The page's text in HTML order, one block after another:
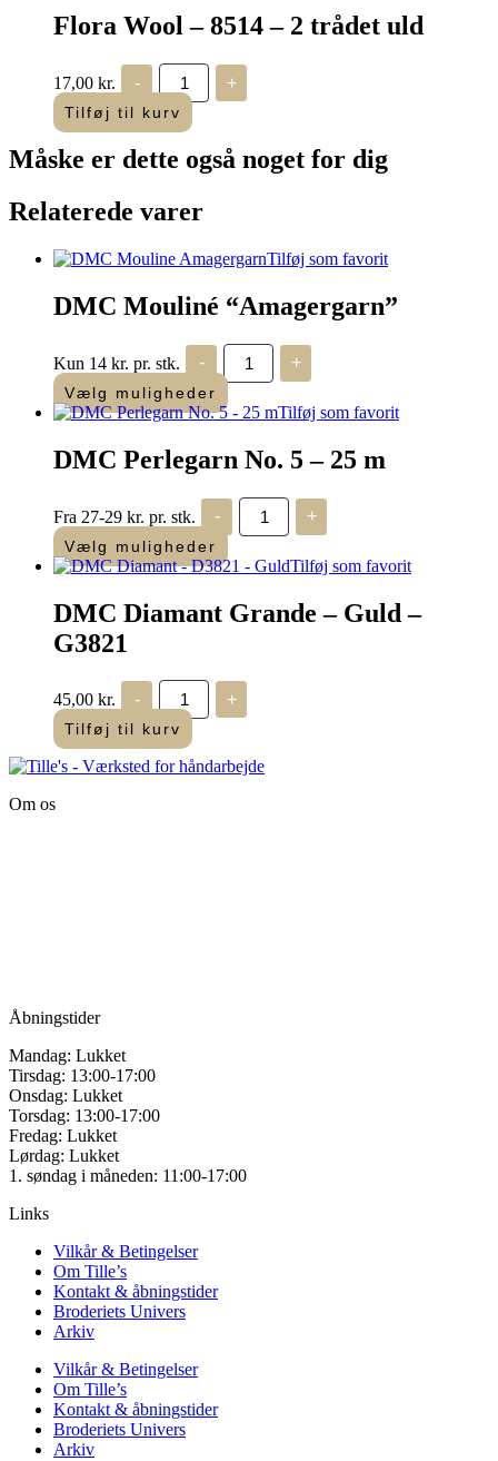
trådet
antal
Flora Wool – 8514 – 2 trådet uld
17,00 kr. -
Flora
Wool
-
8514
2
antal
+
Tilføj til kurv
Måske er dette også noget for dig
Relaterede varer
Tilføj som favorit
DMC Mouliné “Amagergarn”
Kun 14 kr. pr. stk. -
DMC
Mouliné
"Amagergarn"
antal
+
Vælg muligheder
Tilføj som favorit
DMC Perlegarn No. 5 – 25 m
Fra 27-29 kr. pr. stk. -
DMC
Perlegarn
No.
-
m
+
Vælg muligheder
Tilføj som favorit
DMC Diamant Grande – Guld –
G3821
45,00 kr. -
DMC
Diamant
Grande
-
Guld
-
+
Tilføj til kurv
Om os
Åbningstider
Mandag: Lukket
Tirsdag: 13:00-17:00
Onsdag: Lukket
Torsdag: 13:00-17:00
Fredag: Lukket
Lørdag: Lukket
1. søndag i måneden: 11:00-17:00
Links
Vilkår & Betingelser
Om Tille’s
Kontakt & åbningstider
Broderiets Univers
Arkiv
Vilkår & Betingelser
Om Tille’s
Kontakt & åbningstider
Broderiets Univers
Arkiv